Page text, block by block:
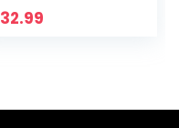
32.99